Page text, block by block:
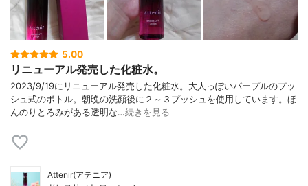
5.00
リニューアル発売した化粧水。
2023/9/19にリニューアル発売した化粧水。大人っぽいパープルのプッ
シュ式のボトル。朝晩の洗顔後に２～３プッシュを使用しています。ほ
んのりとろみがある透明な…続きを見る
Attenir(アテニア)